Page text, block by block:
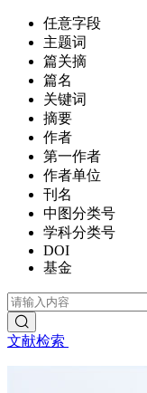
任意字段
主题词
篇关摘
篇名
关键词
摘要
作者
第一作者
作者单位
刊名
中图分类号
学科分类号
DOI
基金
文献检索